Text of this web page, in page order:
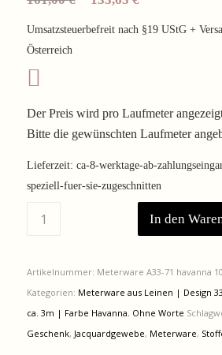
war:
ist:
Umsatzsteuerbefreit nach §19 UStG +
Österreich
Der Preis wird pro Laufmeter
Bitte die gewünschten Laufmeter
Lieferzeit: ca-8-werktage-ab-
speziell-fuer-sie-zugeschnitten
In den
Artikelnummer: Meterware A33-71 havanna
Kategorien: Meterware aus Leinen | Design
ca. 3m | Farbe Havanna, Ohne Worte
Geschenk, Jacquardgewebe, Meterware,